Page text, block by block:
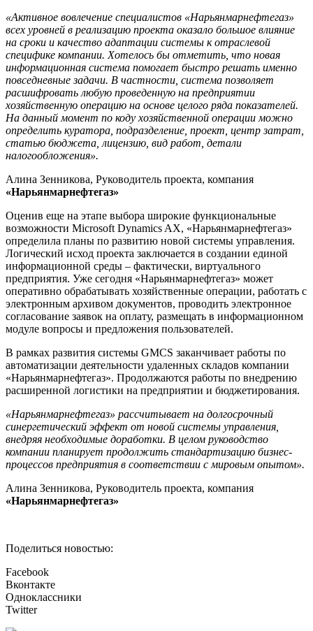
«Активное вовлечение специалистов «Нарьянмарнефтегаз»
всех уровней в реализацию проекта оказало большое влияние
на сроки и качество адаптации системы к отраслевой
специфике компании. Хотелось бы отметить, что новая
информационная система помогает быстро решать именно
повседневные задачи. В частности, система позволяет
расшифровать любую проведенную на предприятии
хозяйственную операцию на основе целого ряда показателей.
На данный момент по коду хозяйственной операции можно
определить куратора, подразделение, проект, центр затрат,
статью бюджета, лицензию, вид работ, детали
налогообложения».
Алина Зенникова, Руководитель проекта, компания
«Нарьянмарнефтегаз»
Оценив еще на этапе выбора широкие функциональные
возможности Microsoft Dynamics AX, «Нарьянмарнефтегаз»
определила планы по развитию новой системы управления.
Логический исход проекта заключается в создании единой
информационной среды – фактически, виртуального
предприятия. Уже сегодня «Нарьянмарнефтегаз» может
оперативно обрабатывать хозяйственные операции, работать с
электронным архивом документов, проводить электронное
согласование заявок на оплату, размещать в информационном
модуле вопросы и предложения пользователей.
В рамках развития системы GMCS заканчивает работы по
автоматизации деятельности удаленных складов компании
«Нарьянмарнефтегаз». Продолжаются работы по внедрению
расширенной логистики на предприятии и бюджетирования.
«Нарьянмарнефтегаз» рассчитывает на долгосрочный
синергетический эффект от новой системы управления,
внедряя необходимые доработки. В целом руководство
компании планирует продолжить стандартизацию бизнес-
процессов предприятия в соответствии с мировым опытом».
Алина Зенникова, Руководитель проекта, компания
«Нарьянмарнефтегаз»
Поделиться новостью:
Facebook
Вконтакте
Одноклассники
Twitter